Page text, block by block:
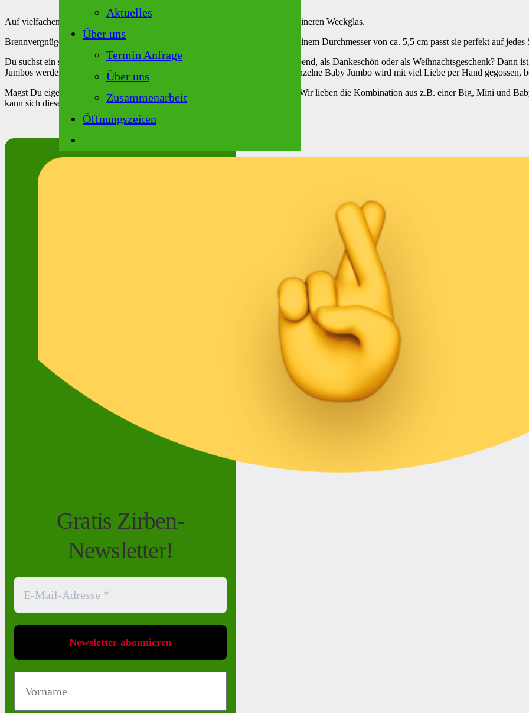
Aktuelles
Über uns
Termin Anfrage
Über uns
Zusammenarbeit
Öffnungszeiten
Auf vielfachen Wunsch gibt es die Zirben-Orangenkerze jetzt auch in einem kleineren Weckglas.
Brennvergnügen von ca. 24 Stunden. Mit ihrer Größe von ca. 9 cm Höhe und einem Durchmesser von ca. 5,5 cm passt sie perfekt auf jedes
Du suchst ein schönes Geschenk für Deine Freunde als Mitbringsel zum Grillabend, als Dankeschön oder als Weihnachtsgeschenk?
Jumbos werden aus reinem Stearin aus nachhaltigem Anbau hergestellt. Jede einzelne Baby Jumbo wird mit viel Liebe per Hand gegossen,
Magst Du eigentlich auch so schöne Tischarrangements aus mehreren Kerzen? Wir lieben die Kombination aus z.B. einer Big, Mini und
kann sich dieses natürliche Duftkerzen Set echt sehen lassen!
Gratis Zirben-
Newsletter!